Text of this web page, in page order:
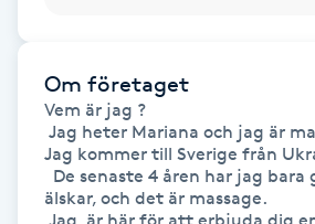
Gravidmassage
Gravidyoga
Gruppträning
Om företaget
Vem är jag ?
Jag kommer till Sverige från
älskar, och det är massage.